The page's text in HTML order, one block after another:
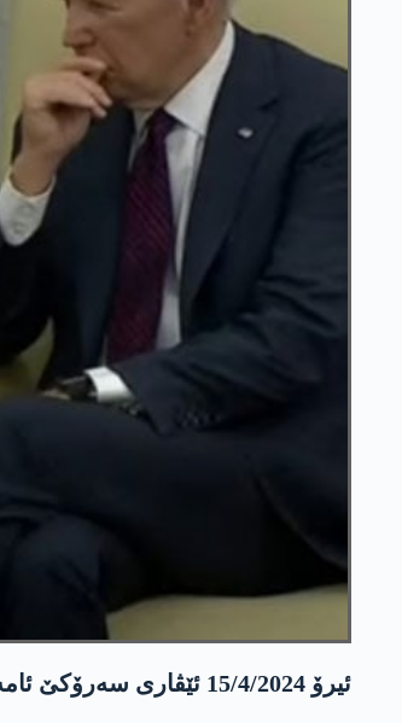
ئیرۆ 15/4/2024 ئێڤاری سەرۆکێ ئامەریکایێ جۆ بایدن ل کۆچکا سپی پێشوازی ل سەرۆکوەزیرێ ئیراقێ محەمەد شیاع سوودانی کر و جڤینەک پێکانین.